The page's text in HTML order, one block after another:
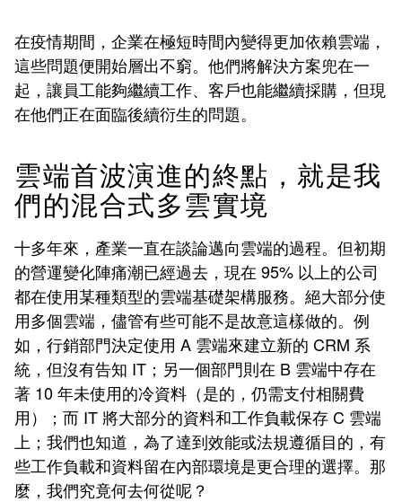
在疫情期間，企業在極短時間內變得更加依賴雲端，
這些問題便開始層出不窮。他們將解決方案兜在一
起，讓員工能夠繼續工作、客戶也能繼續採購，但現
在他們正在面臨後續衍生的問題。
雲端首波演進的終點，就是我
們的混合式多雲實境
十多年來，產業一直在談論邁向雲端的過程。但初期
的營運變化陣痛潮已經過去，現在 95% 以上的公司
都在使用某種類型的雲端基礎架構服務。絕大部分使
用多個雲端，儘管有些可能不是故意這樣做的。例
如，行銷部門決定使用 A 雲端來建立新的 CRM 系
統，但沒有告知 IT；另一個部門則在 B 雲端中存在
著 10 年未使用的冷資料（是的，仍需支付相關費
用）；而 IT 將大部分的資料和工作負載保存 C 雲端
上；我們也知道，為了達到效能或法規遵循目的，有
些工作負載和資料留在內部環境是更合理的選擇。那
麼，我們究竟何去何從呢？